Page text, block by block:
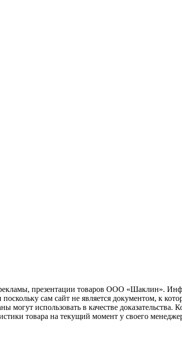
презентации товаров ООО «Шаклин».
сам сайт не является документом, к
использовать в качестве доказательства.
товара на текущий момент у своего